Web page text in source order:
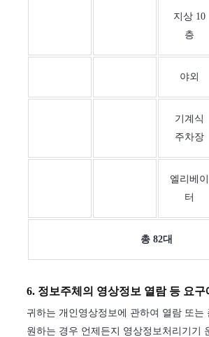
지상 10
층
야외
기계식
주차장
엘리베이
터
총 82대
6. 정보주체의 영상정보 열람 등 요구
귀하는 개인영상정보에 관하여 열람 또는
원하는 경우 언제든지 영상정보처리기기